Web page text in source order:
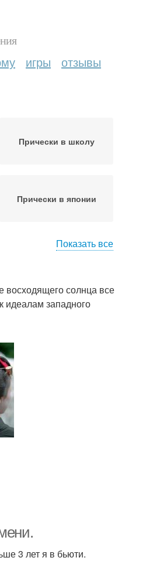
игры отзывы
Прически в школу
Прически в японии
Показать все
восходящего солнца все
идеалам западного
3 лет я в бьюти.